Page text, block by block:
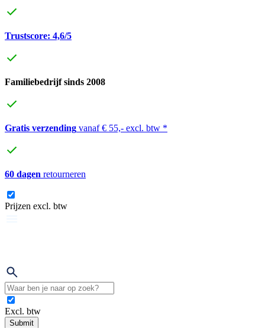
Trustscore: 4,6/5
Familiebedrijf sinds 2008
Gratis verzending vanaf € 55,- excl. btw *
60 dagen retourneren
Prijzen excl. btw
Excl. btw
Submit